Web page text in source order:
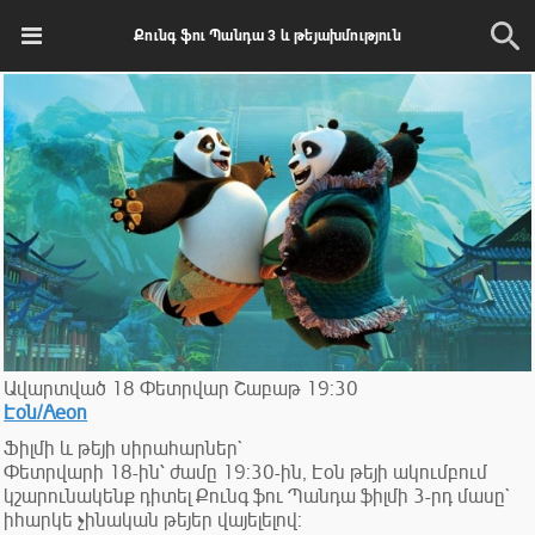
Քունգ ֆու Պանդա 3 և թեյախմություն
Ավարտված 18 Փետրվար Շաբաթ 19:30
Էօն/Aeon
Ֆիլմի և թեյի սիրահարներ`
Փետրվարի 18-ին՝ ժամը 19:30-ին, Էօն թեյի ակումբում
կշարունակենք դիտել Քունգ ֆու Պանդա ֆիլմի 3-րդ մասը`
իհարկե չինական թեյեր վայելելով: